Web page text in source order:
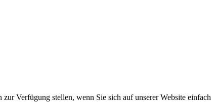
Verfügung stellen, wenn Sie sich auf unserer Website einfach